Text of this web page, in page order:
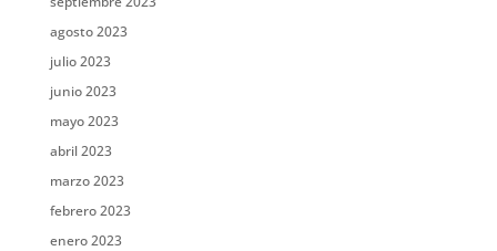
agosto 2023
julio 2023
junio 2023
mayo 2023
abril 2023
marzo 2023
febrero 2023
enero 2023